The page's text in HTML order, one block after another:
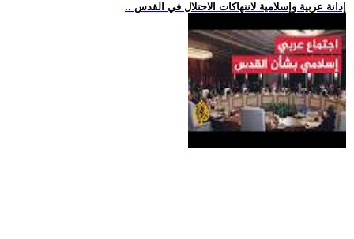
.. إدانة عربية وإسلامية لانتهاكات الاحتلال في القدس